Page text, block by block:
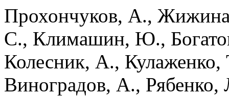
Прохончуков, А.,
С., Климашин, Ю.,
Колесник, А.,
Виноградов, А.,